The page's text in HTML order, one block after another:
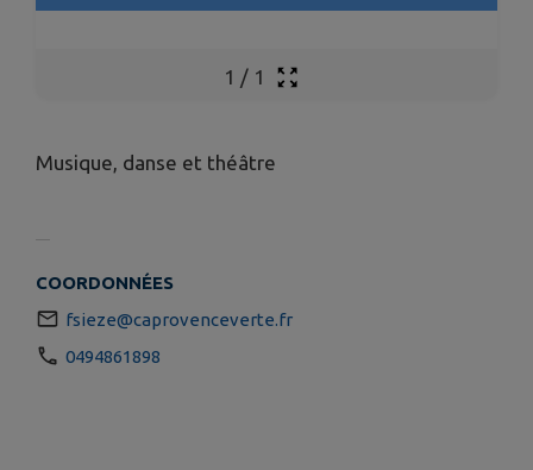
1 / 1
Musique, danse et théâtre
COORDONNÉES
fsieze@caprovenceverte.fr
0494861898